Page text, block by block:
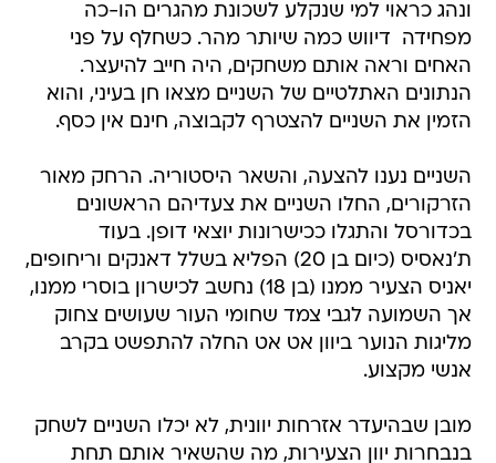
ונהג כראוי למי שנקלע לשכונת מהגרים הו-כה
מפחידה  דיווש כמה שיותר מהר. כשחלף על פני
האחים וראה אותם משחקים, היה חייב להיעצר.
הנתונים האתלטיים של השניים מצאו חן בעיני, והוא
הזמין את השניים להצטרף לקבוצה, חינם אין כסף.
השניים נענו להצעה, והשאר היסטוריה. הרחק מאור
הזרקורים, החלו השניים את צעדיהם הראשונים
בכדורסל והתגלו ככישרונות יוצאי דופן. בעוד
ת'נאסיס (כיום בן 20) הפליא בשלל דאנקים וריחופים,
יאניס הצעיר ממנו (בן 18) נחשב לכישרון בוסרי ממנו,
אך השמועה לגבי צמד שחומי העור שעושים צחוק
מליגות הנוער ביוון אט אט החלה להתפשט בקרב
אנשי מקצוע.
מובן שבהיעדר אזרחות יוונית, לא יכלו השניים לשחק
בנבחרות יוון הצעירות, מה שהשאיר אותם תחת